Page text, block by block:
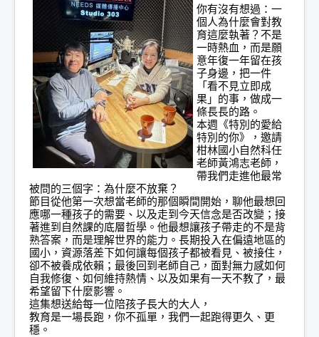
你有沒有想過：一
個人為什麼會對教
育這麼執著？不是
一時熱血，而是願
意年復一年留在孩
子身邊，把一件
「看不見立即成
果」的事，做成一
條長長的路。
本週《特別的愛給
特別的你》，邀請
柑林國小自然科任
老師黃鴻志老師，
帶我們走進他最常
被問的三個字：為什麼不放棄？
節目從他第一次想當老師的那個瞬間開始，聊他最想回
應哪一種孩子的需要、以及走到今天信念是否改變；接
著進到自然課的底層哲學。他最想讓孩子帶走的不是背
熟答案，而是理解世界的能力。長期投入在偏遠地區的
國小，資源落差下如何讓每個孩子都被看見、被接住，
卻不被養成依賴；最後回到老師自己，面對無力感如何
自我修復、如何維持熱情、以及如果有一天不教了，最
希望留下什麼影響。
這集想送給每一位陪孩子長大的大人，
教育是一場長跑，你不孤單，我們一起跑得更久、更
穩。